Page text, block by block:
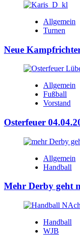
Allgemein
Turnen
Neue
Allgemein
Fußball
Vorstand
Osterfeuer
Allgemein
Handball
Mehr Derby geht
Handball
WJB